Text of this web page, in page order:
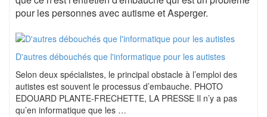
pour les personnes avec autisme et Asperger.
D'autres débouchés que l'informatique pour les autistes
Selon deux spécialistes, le principal obstacle à l’emploi des
autistes est souvent le processus d’embauche. PHOTO
EDOUARD PLANTE-FRECHETTE, LA PRESSE Il n’y a pas
qu’en informatique que les …